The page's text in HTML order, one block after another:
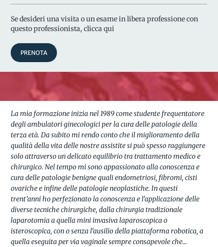
Se desideri una visita o un esame in libera professione con
questo professionista, clicca qui
PRENOTA
La mia formazione inizia nel 1989 come studente frequentatore
degli ambulatori ginecologici per la cura delle patologie della
terza età. Da subito mi rendo conto che il miglioramento della
qualità della vita delle nostre assistite si può spesso raggiungere
solo attraverso un delicato equilibrio tra trattamento medico e
chirurgico. Nel tempo mi sono appassionato alla conoscenza e
cura delle patologie benigne quali endometriosi, fibromi, cisti
ovariche e infine delle patologie neoplastiche. In questi
trent’anni ho perfezionato la conoscenza e l’applicazione delle
diverse tecniche chirurgiche, dalla chirurgia tradizionale
laparotomia a quella mini invasiva laparoscopica o
isteroscopica, con o senza l’ausilio della piattaforma robotica, a
quella eseguita per via vaginale sempre consapevole che…